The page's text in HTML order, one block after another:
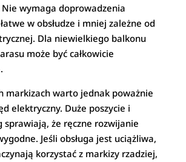
wymaga doprowadzenia
w obsłudze i mniej zależne od
Dla niewielkiego balkonu
może być całkowicie
markizach warto jednak poważnie
elektryczny. Duże poszycie i
sprawiają, że ręczne rozwijanie
Jeśli obsługa jest uciążliwa,
korzystać z markizy rzadziej,